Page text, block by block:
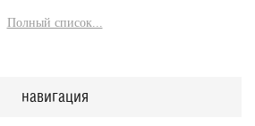
Полный список...
навигация